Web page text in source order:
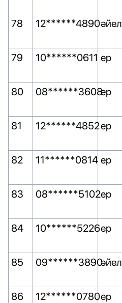
78
12******4890әйел
79
10******0611 ер
80
08******3608ер
81
12******4852ер
82
11******0814 ер
83
08******5102ер
84
10******5226ер
85
09******3890әйел
86
12******0780ер